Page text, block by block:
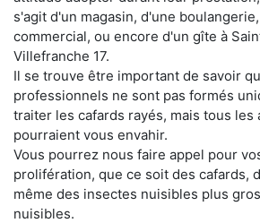
s'agit d'un magasin, d'une
commercial, ou encore d'un gîte à
Villefranche 17.
Il se trouve être important de savoir
professionnels ne sont pas formés
traiter les cafards rayés, mais tous les
pourraient vous envahir.
Vous pourrez nous faire appel pour
prolifération, que ce soit des cafards,
même des insectes nuisibles plus
nuisibles.